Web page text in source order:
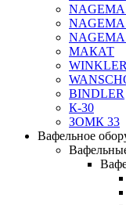
МАКАТ
BINDLER
К-30
ЗОМК 33
Вафельное